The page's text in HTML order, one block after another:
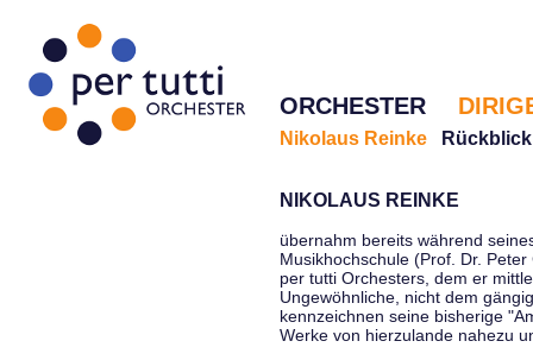
ORCHESTER
Nikolaus Reinke Rückblick
NIKOLAUS REINKE
übernahm bereits während
Musikhochschule (Prof. Dr.
per tutti Orchesters, dem er
Ungewöhnliche, nicht dem
kennzeichnen seine bisherige
Werke von hierzulande nahezu